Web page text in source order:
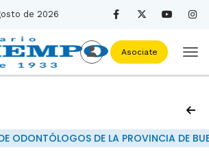
de 2026
Asociate
ODONTÓLOGOS DE LA PROVINCIA DE